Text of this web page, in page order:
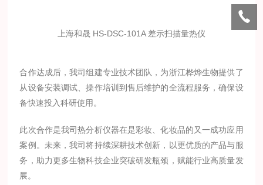
上海和晟 HS-DSC-101A 差示扫描量热仪
合作达成后，我司组建专业技术团队，为浙江桦烨生物提供了
从设备安装调试、操作培训到售后维护的全流程服务，确保设
备快速投入科研使用。
此次合作是我司热分析仪器在是彩妆、化妆品的又一成功应用
案例。未来，我司将持续深耕技术创新，以更优质的产品与服
务，助力更多生物科技企业突破研发瓶颈，赋能行业高质量发
展。